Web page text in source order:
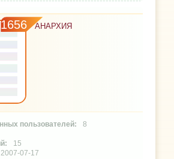
1656 АНАРХИЯ
8
15
2007-07-17